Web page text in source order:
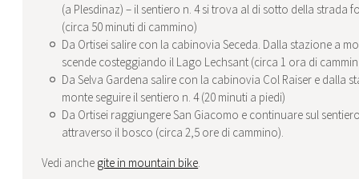
(a Plesdinaz) – il sentiero n. 4 si trova al di sotto della strada
(circa 50 minuti di cammino)
Da Ortisei salire con la cabinovia Seceda. Dalla stazione a
scende costeggiando il Lago Lechsant (circa 1 ora di
Da Selva Gardena salire con la cabinovia Col Raiser e dalla
monte seguire il sentiero n. 4 (20 minuti a piedi)
Da Ortisei raggiungere San Giacomo e continuare sul
attraverso il bosco (circa 2,5 ore di cammino).
Vedi anche gite in mountain bike